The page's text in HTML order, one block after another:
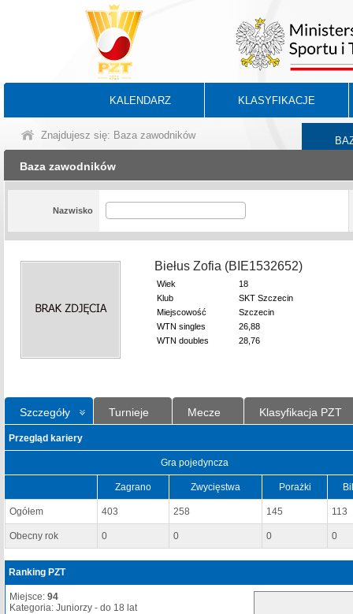
KALENDARZ KLASYFIKACJE
Znajdujesz się: Baza zawodników
Baza zawodników
Nazwisko
Biełus Zofia (BIE1532652)
Wiek
18
Klub
SKT Szczecin
Miejscowość
Szczecin
WTN singles
26,88
WTN doubles
28,76
Szczegóły Turnieje Mecze Klasyfikacja PZT
Przegląd kariery
Gra pojedyncza
Zagrano Zwycięstwa Porażki
Ogółem 403 258 145 113
Obecny rok 0 0 0 0
Ranking PZT
Miejsce: 94
Kategoria: Juniorzy - do 18 lat